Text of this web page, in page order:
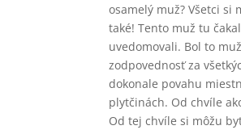
osamelý muž? Všetci si
také! Tento muž tu
uvedomovali. Bol to
zodpovednosť za
dokonale povahu
plytčinách. Od chvíle
Od tej chvíle si môžu